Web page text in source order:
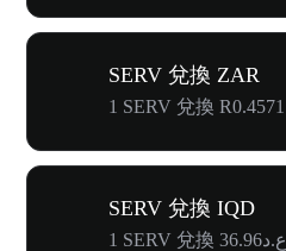
SERV 兌換 ZAR
1 SERV 兌換 R0.4571
SERV 兌換 IQD
1 SERV 兌換 ع.د36.96